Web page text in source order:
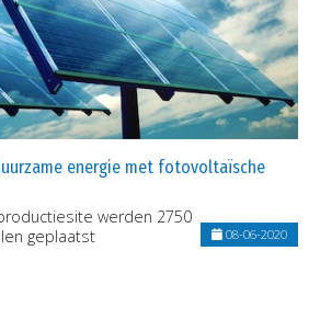
energie met fotovoltaïsche
werden 2750
geplaatst
08-06-2020